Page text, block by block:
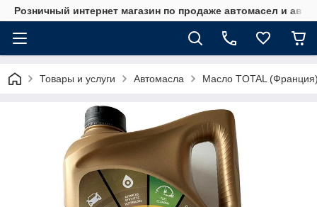
Розничный интернет магазин по продаже автомасел и
Товары и услуги Автомасла Масло TOTAL